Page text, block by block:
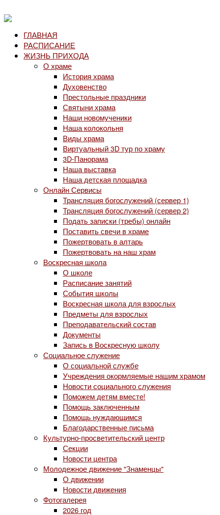
ГЛАВНАЯ
РАСПИСАНИЕ
ЖИЗНЬ ПРИХОДА
О храме
История храма
Духовенство
Престольные праздники
Святыни храма
Наши новомученики
Наша колокольня
Виды храма
Виртуальный 3D тур по храму
3D-Панорама
Наша выставка
Наша детская площадка
Онлайн Сервисы
Трансляция богослужений (сервер 1)
Трансляция богослужений (сервер 2)
Подать записки (требы) онлайн
Поставить свечи в храме
Пожертвовать в алтарь
Пожертвовать на наш храм
Воскресная школа
О школе
Расписание занятий
События школы
Воскресная школа для взрослых
Предметы для взрослых
Преподавательский состав
Документы
Запись в Воскресную школу
Социальное служение
О социальной службе
Учреждения окормляемые нашим храмом
Новости социального служения
Поможем детям вместе!
Помощь заключенным
Помощь нуждающимся
Благодарственные письма
Культурно-просветительский центр
Секции
Новости центра
Молодежное движение "Знаменцы"
О движении
Новости движения
Фотогалерея
2026 год